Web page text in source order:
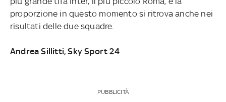
proporzione in questo momento si ritrova anche nei
risultati delle due squadre.
Andrea Sillitti, Sky Sport 24
PUBBLICITÀ